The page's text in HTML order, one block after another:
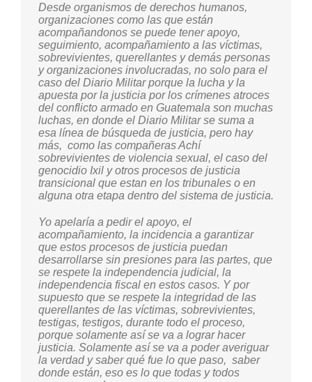
Desde organismos de derechos humanos,
organizaciones como las que están
acompañandonos se puede tener apoyo,
seguimiento, acompañamiento a las víctimas,
sobrevivientes, querellantes y demás personas
y organizaciones involucradas, no solo para el
caso del Diario Militar porque la lucha y la
apuesta por la justicia por los crímenes atroces
del conflicto armado en Guatemala son muchas
luchas, en donde el Diario Militar se suma a
esa línea de búsqueda de justicia, pero hay
más, como las compañeras Achí
sobrevivientes de violencia sexual, el caso del
genocidio Ixil y otros procesos de justicia
transicional que estan en los tribunales o en
alguna otra etapa dentro del sistema de justicia.
Yo apelaría a pedir el apoyo, el
acompañamiento, la incidencia a garantizar
que estos procesos de justicia puedan
desarrollarse sin presiones para las partes, que
se respete la independencia judicial, la
independencia fiscal en estos casos. Y por
supuesto que se respete la integridad de las
querellantes de las víctimas, sobrevivientes,
testigas, testigos, durante todo el proceso,
porque solamente así se va a lograr hacer
justicia. Solamente así se va a poder averiguar
la verdad y saber qué fue lo que paso, saber
donde están, eso es lo que todas y todos
Desde los gobiernos, en este caso en
específico de los Estados Unidos, es difícil que
puedan aportar mucho debido al historial que
hay. Pero hay una absoluta confianza en que la
población estadounidense puede actuar de otra
manera. Yo pienso que una de las acciones
que se podrían hacer es informar a la población
de lo que pasó y lo que pasa actualmente, que
llegue a la mayor cantidad de población.
Porque sabemos el apoyo del pueblo en
Estados Unidos, yo recuerdo en los 70, 80
como había apoyo de la población de los
Estados Unidos y no dudo que en este
momento haya mucha gente que lo quiera
hacer también. Pienso que en acciones más
organizaciones de guatemaltecos viviendo en
Estados Unidos, para que puedan aportarnos
para acá, porque ellos como ciudadanos
binacionales pueden intervenir de manera más
directa, con actividades de solidaridad con
Guatemala desde los EEUU se podría hacer
mucho me parece.
Carmén Gómez